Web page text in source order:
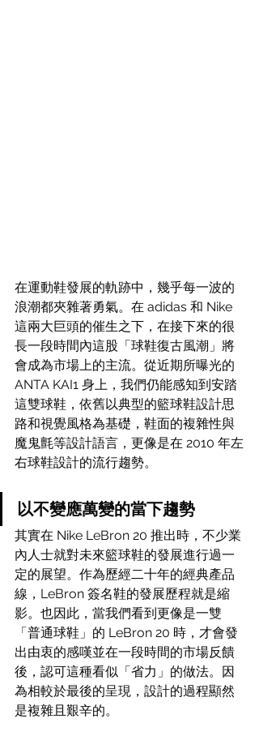
在運動鞋發展的軌跡中，幾乎每一波的
浪潮都夾雜著勇氣。在 adidas 和 Nike
這兩大巨頭的催生之下，在接下來的很
長一段時間內這股「球鞋復古風潮」將
會成為市場上的主流。從近期所曝光的
ANTA KAI1 身上，我們仍能感知到安踏
這雙球鞋，依舊以典型的籃球鞋設計思
路和視覺風格為基礎，鞋面的複雜性與
魔鬼氈等設計語言，更像是在 2010 年左
右球鞋設計的流行趨勢。
以不變應萬變的當下趨勢
其實在 Nike LeBron 20 推出時，不少業
內人士就對未來籃球鞋的發展進行過一
定的展望。作為歷經二十年的經典產品
線，LeBron 簽名鞋的發展歷程就是縮
影。也因此，當我們看到更像是一雙
「普通球鞋」的 LeBron 20 時，才會發
出由衷的感嘆並在​​一段時間的市場反饋
後，認可這種看似「省力」的做法。因
為相較於最後的呈現，設計的過程顯然
是複雜且艱辛的。